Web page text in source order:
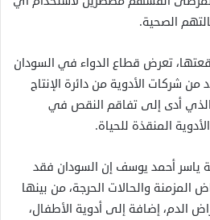
الصحية.
تعرض قطاع الدواء في السودان
شركات الأدوية من دائرة الإنتاج
الذي أدى إلى تفاقم النقص في
المنقذة للحياة.
ياسر أحمد يوسف إن السودان فقد
المزمنة والحالات الحرجة، من بينها
الدم، إضافة إلى أدوية الأطفال،